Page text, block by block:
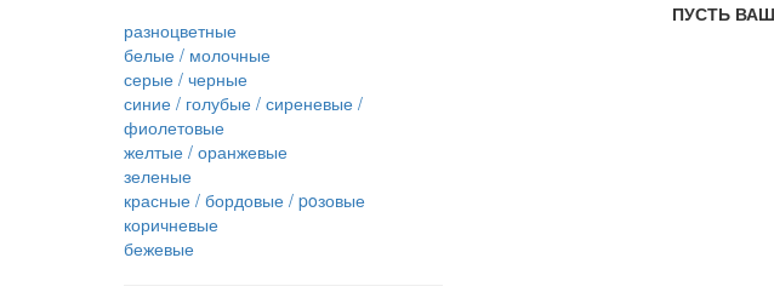
разноцветные
белые / молочные
серые / черные
синие / голубые / сиреневые /
фиолетовые
желтые / оранжевые
зеленые
красные / бордовые / poзовые
коричневые
бежевые
ПУСТЬ